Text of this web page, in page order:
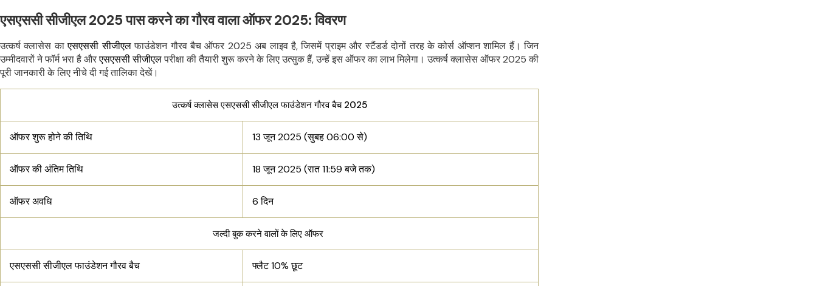
एसएससी सीजीएल 2025 पास करने का गौरव वाला ऑफर 2025: विवरण
उत्कर्ष क्लासेस काएसएससी सीजीएलफाउंडेशन गौरव बैच ऑफर 2025 अब लाइव है, जिसमें प्राइम और स्टैंडर्ड दोनों तरह के कोर्स ऑप्शन शामिल हैं। जिन
उम्मीदवारों ने फॉर्म भरा है औरएसएससी सीजीएलपरीक्षा की तैयारी शुरू करने के लिए उत्सुक हैं, उन्हें इस ऑफर का लाभ मिलेगा। उत्कर्ष क्लासेस ऑफर 2025 की
पूरी जानकारी के लिए नीचे दी गई तालिका देखें।
उत्कर्ष क्लासेस एसएससी सीजीएल फाउंडेशन गौरव बैच 2025
ऑफर शुरू होने की तिथि 13 जून 2025 (सुबह 06:00 से)
ऑफर की अंतिम तिथि 18 जून 2025 (रात11:59 बजे तक)
ऑफर अवधि 6 दिन
जल्दी बुक करने वालों के लिए ऑफर
एसएससी सीजीएल फाउंडेशन गौरव बैच फ्लैट 10% छूट